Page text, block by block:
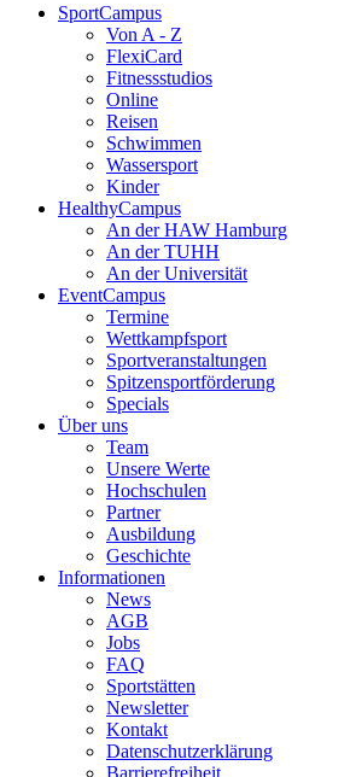
SportCampus
Von A - Z
FlexiCard
Fitnessstudios
Online
Reisen
Schwimmen
Wassersport
Kinder
HealthyCampus
An der HAW Hamburg
An der TUHH
An der Universität
EventCampus
Termine
Wettkampfsport
Sportveranstaltungen
Spitzensportförderung
Specials
Über uns
Team
Unsere Werte
Hochschulen
Partner
Ausbildung
Geschichte
Informationen
News
AGB
Jobs
FAQ
Sportstätten
Newsletter
Kontakt
Datenschutzerklärung
Barrierefreiheit